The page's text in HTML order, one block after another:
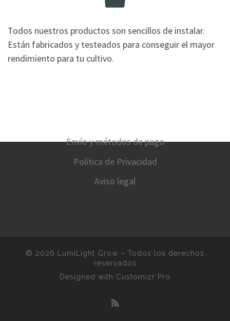
Todos nuestros productos son sencillos de instalar.
Están fabricados y testeados para conseguir el mayor
rendimiento para tu cultivo.
Envío y métodos de pago
Política de Privacidad
Aviso legal
© 2026 LumiLight Grow – Todos los derechos
reservados
Designed with Customizr Pro